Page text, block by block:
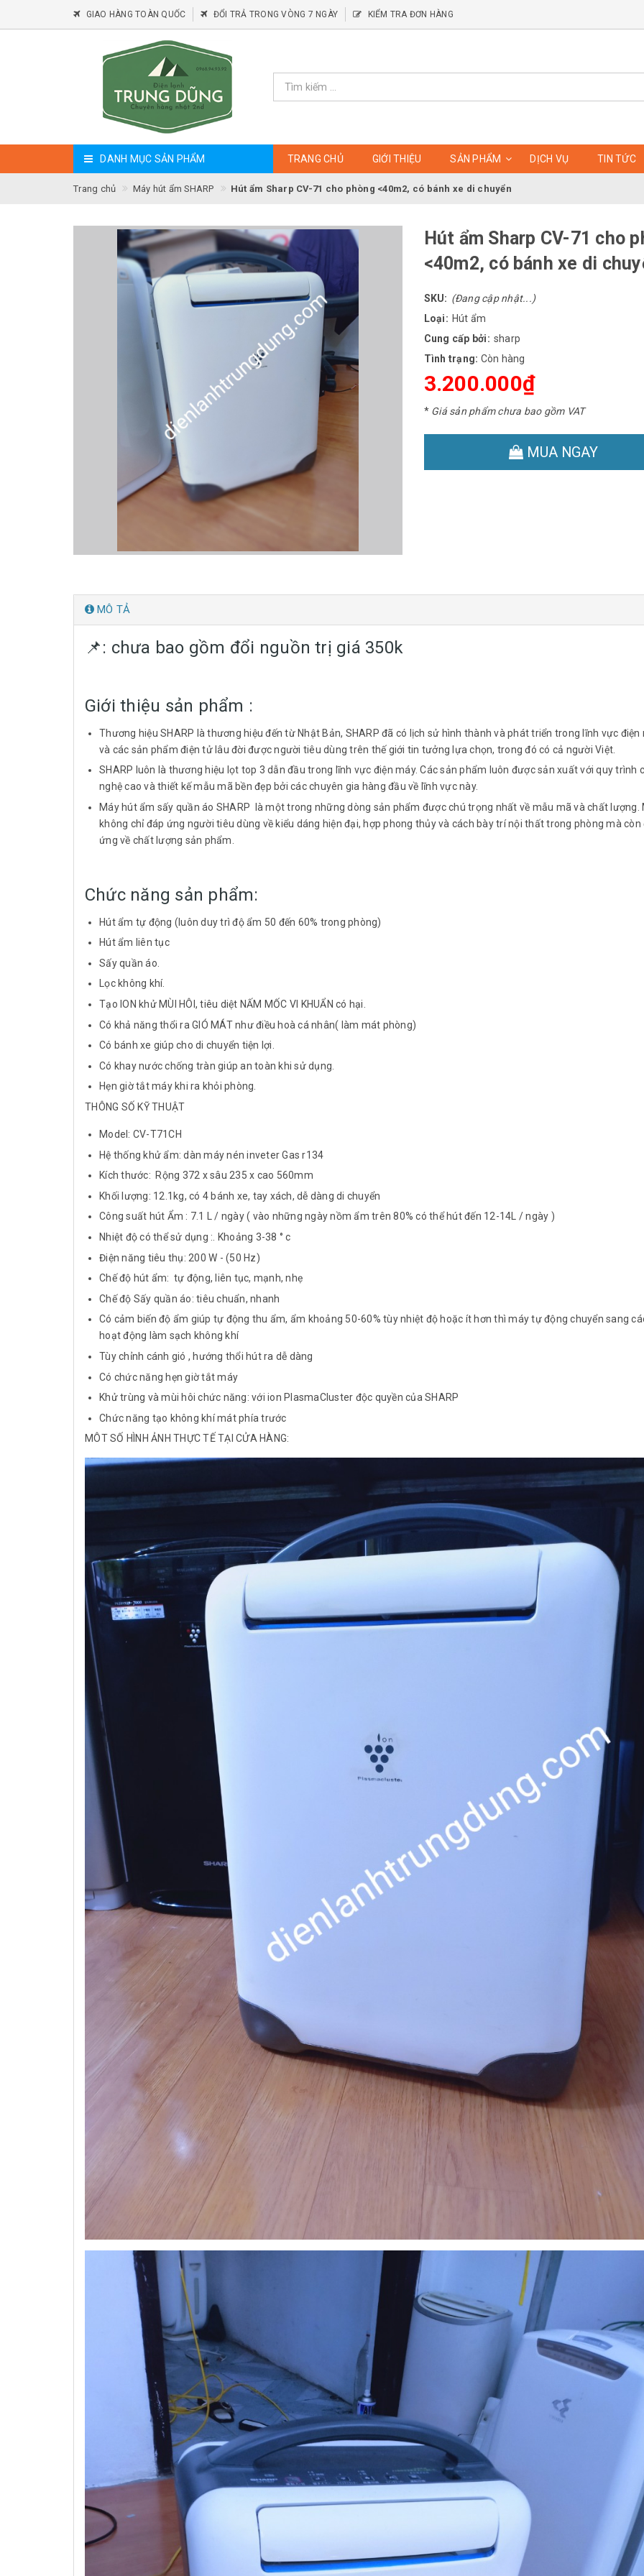
GIAO HÀNG TOÀN QUỐC ĐỔI TRẢ TRONG VÒNG 7 NGÀY KIỂM TRA ĐƠN HÀNG
DANH MỤC SẢN PHẨM TRANG CHỦ GIỚI THIỆU SẢN PHẨM DỊCH VỤ TIN TỨC
Trang chủ Máy hút ẩm SHARP Hút ẩm Sharp CV-71 cho phòng <40m2, có bánh xe di chuyển
Hút ẩm Sharp CV-71 cho
<40m2, có bánh xe di
SKU: (Đang cập nhật...)
Loại: Hút ẩm
Cung cấp bởi: sharp
Tình trạng: Còn hàng
3.200.000₫
* Giá sản phẩm chưa bao gồm VAT
MUA NGAY
MÔ TẢ
📌: chưa bao gồm đổi nguồn trị giá 350k
Giới thiệu sản phẩm :
Thương hiệu SHARP là thương hiệu đến từ Nhật Bản, SHARP đã có lịch sử hình thành và phát triển trong lĩnh vực điện
và các sản phẩm điện tử lâu đời được người tiêu dùng trên thế giới tin tưởng lựa chọn, trong đó có cả người Việt.
SHARP luôn là thương hiệu lọt top 3 dẫn đầu trong lĩnh vực điện máy. Các sản phẩm luôn được sản xuất với quy trình
nghệ cao và thiết kế mẫu mã bền đẹp bởi các chuyên gia hàng đầu về lĩnh vực này.
Máy hút ẩm sấy quần áo SHARP là một trong những dòng sản phẩm được chú trọng nhất về mẫu mã và chất lượng.
không chỉ đáp ứng người tiêu dùng về kiểu dáng hiện đại, hợp phong thủy và cách bày trí nội thất trong phòng mà còn
ứng về chất lượng sản phẩm.
Chức năng sản phẩm:
Hút ẩm tự động (luôn duy trì độ ẩm 50 đến 60% trong phòng)
Hút ẩm liên tục
Sấy quần áo.
Lọc không khí.
Tạo ION khử MÙI HÔI, tiêu diệt NẤM MỐC VI KHUẨN có hại.
Có khả năng thổi ra GIÓ MÁT như điều hoà cá nhân( làm mát phòng)
Có bánh xe giúp cho di chuyển tiện lợi.
Có khay nước chống tràn giúp an toàn khi sử dụng.
Hẹn giờ tắt máy khi ra khỏi phòng.
THÔNG SỐ KỸ THUẬT
Model: CV-T71CH
Hệ thống khử ẩm: dàn máy nén inveter Gas r134
Kích thước: Rộng 372 x sâu 235 x cao 560mm
Khối lượng: 12.1kg, có 4 bánh xe, tay xách, dễ dàng di chuyển
Công suất hút Ẩm : 7.1 L / ngày ( vào những ngày nồm ẩm trên 80% có thể hút đến 12-14L / ngày )
Nhiệt độ có thể sử dụng :. Khoảng 3-38 ° c
Điện năng tiêu thụ: 200 W - (50 Hz)
Chế độ hút ẩm: tự động, liên tục, mạnh, nhẹ
Chế độ Sấy quần áo: tiêu chuẩn, nhanh
Có cảm biến độ ẩm giúp tự động thu ẩm, ẩm khoảng 50-60% tùy nhiệt độ hoặc ít hơn thì máy tự động chuyển sang
hoạt động làm sạch không khí
Tùy chỉnh cánh gió , hướng thổi hút ra dễ dàng
Có chức năng hẹn giờ tắt máy
Khử trùng và mùi hôi chức năng: với ion PlasmaCluster độc quyền của SHARP
Chức năng tạo không khí mát phía trước
MÔT SỐ HÌNH ẢNH THỰC TẾ TẠI CỬA HÀNG: